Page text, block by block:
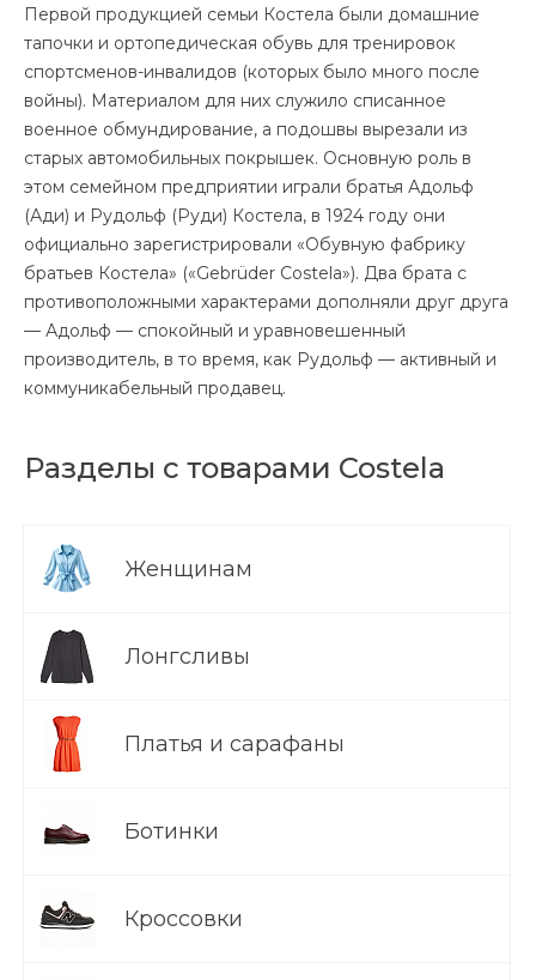
Первой продукцией семьи Костела были домашние
тапочки и ортопедическая обувь для тренировок
спортсменов-инвалидов (которых было много после
войны). Материалом для них служило списанное
военное обмундирование, а подошвы вырезали из
старых автомобильных покрышек. Основную роль в
этом семейном предприятии играли братья Адольф
(Ади) и Рудольф (Руди) Костела, в 1924 году они
официально зарегистрировали «Обувную фабрику
братьев Костела» («Gebrüder Costela»). Два брата с
противоположными характерами дополняли друг друга
— Адольф — спокойный и уравновешенный
производитель, в то время, как Рудольф — активный и
коммуникабельный продавец.
Разделы с товарами Costela
Женщинам
Лонгсливы
Платья и сарафаны
Ботинки
Кроссовки